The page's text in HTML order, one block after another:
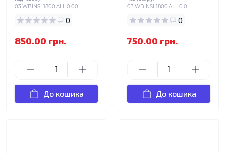
03.WBINSL1800.ALL.0.00
0
850.00 грн.
До кошика
03.WBINSL1800.ALL.0.0
0
750.00 грн.
До кошика